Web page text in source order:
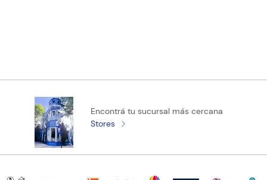
Encontrá tu sucursal más cercana
Stores